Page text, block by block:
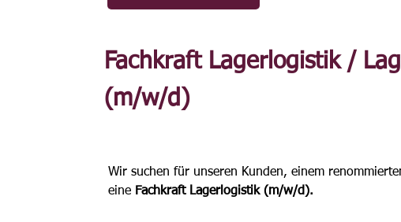
Fachkraft Lagerlogistik /
(m/w/d)
Wir suchen für unseren Kunden, einem
eine Fachkraft Lagerlogistik (m/w/d).